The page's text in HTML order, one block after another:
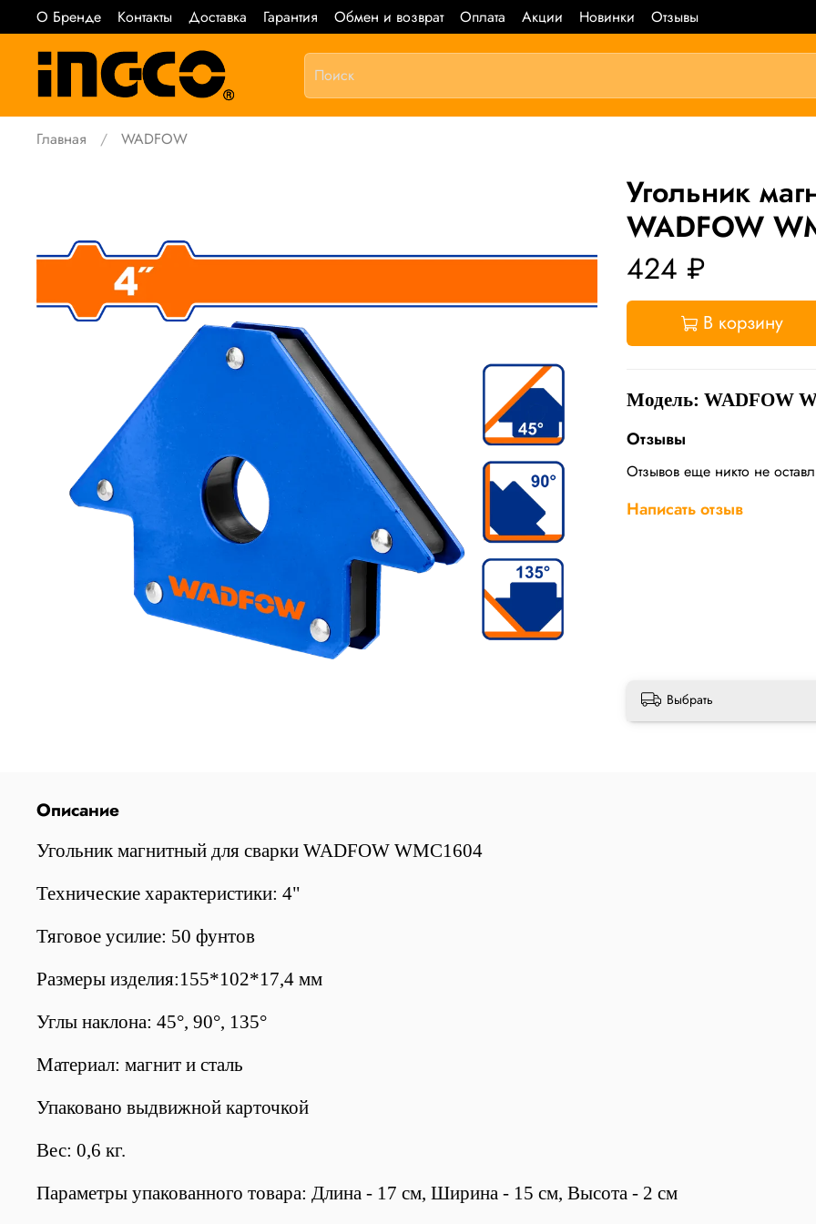
О Бренде Контакты Доставка Гарантия Обмен и возврат Оплата Акции Новинки Отзывы
Главная WADFOW
Угольник
WADFOW
424 ₽
В корзину
Модель: WADFOW
Отзывы
Отзывов еще никто не
Написать отзыв
Выбрать
Описание
Угольник магнитный для сварки WADFOW WMC1604
Технические характеристики: 4"
Тяговое усилие: 50 фунтов
Размеры изделия:155*102*17,4 мм
Углы наклона: 45°, 90°, 135°
Материал: магнит и сталь
Упаковано выдвижной карточкой
Вес: 0,6 кг.
Параметры упакованного товара: Длина - 17 см, Ширина - 15 см, Высота - 2 см